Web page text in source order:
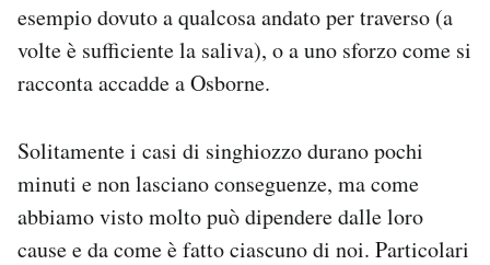
esempio dovuto a qualcosa andato per traverso (a
volte è sufficiente la saliva), o a uno sforzo come si
racconta accadde a Osborne.
Solitamente i casi di singhiozzo durano pochi
minuti e non lasciano conseguenze, ma come
abbiamo visto molto può dipendere dalle loro
cause e da come è fatto ciascuno di noi. Particolari